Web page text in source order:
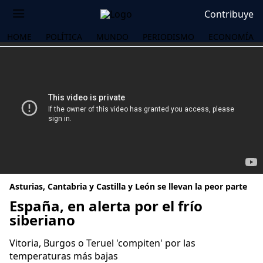
Contribuye
HOME POLÍTICA MUNDO PERIODISMO ECONOMÍA
Asturias, Cantabria y Castilla y León se llevan la peor parte
España, en alerta por el frío
siberiano
Vitoria, Burgos o Teruel 'compiten' por las
temperaturas más bajas